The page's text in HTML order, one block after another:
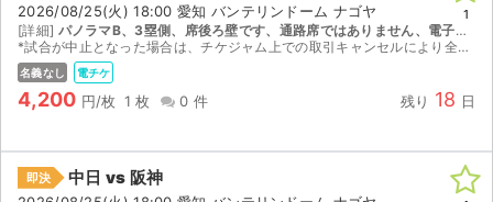
2026/08/25(火) 18:00 愛知 バンテリンドーム ナゴヤ
[詳細] パノラマB、3塁側、席後ろ壁です、通路席ではありません、電子チケットを、分配させていただきます。 【L3塁側/レフト側｜54 ~ 61列｜座席番号521 ~ 540】
*試合が中止となった場合は、チケジャム上での取引キャンセルにより全額返金(手数料含む)となります。 そのため、受取通知は試合当日入場後にお願いいたします。 なお、試合前に受取通知をされますと...
名義なし 電チケ
4,200 円/枚 1 枚 0 件 残り 18 日
1
即決 中日 vs 阪神